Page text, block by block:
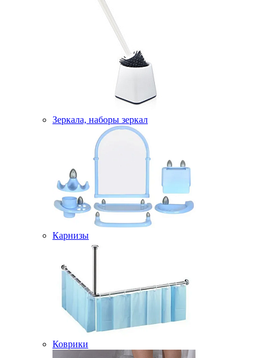
Зеркала, наборы зеркал
Карнизы
Коврики